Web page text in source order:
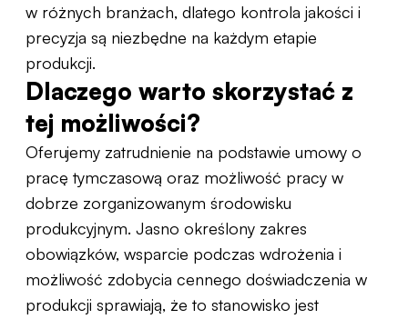
w różnych branżach, dlatego kontrola jakości i
precyzja są niezbędne na każdym etapie
produkcji.
Dlaczego warto skorzystać z
tej możliwości?
Oferujemy zatrudnienie na podstawie umowy o
pracę tymczasową oraz możliwość pracy w
dobrze zorganizowanym środowisku
produkcyjnym. Jasno określony zakres
obowiązków, wsparcie podczas wdrożenia i
możliwość zdobycia cennego doświadczenia w
produkcji sprawiają, że to stanowisko jest